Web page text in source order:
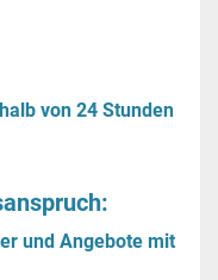
von 24 Stunden
und Angebote mit